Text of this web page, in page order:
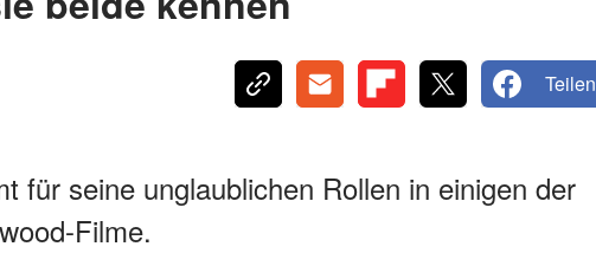
Teilen
für seine unglaublichen Rollen in einigen der
Filme.